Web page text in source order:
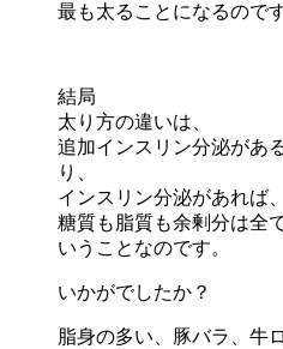
最も太ることになるので
結局
太り方の違いは、
追加インスリン分泌があ
り、
インスリン分泌があれば、
糖質も脂質も余剰分は全
いうことなのです。
いかがでしたか？
脂身の多い、豚バラ、牛